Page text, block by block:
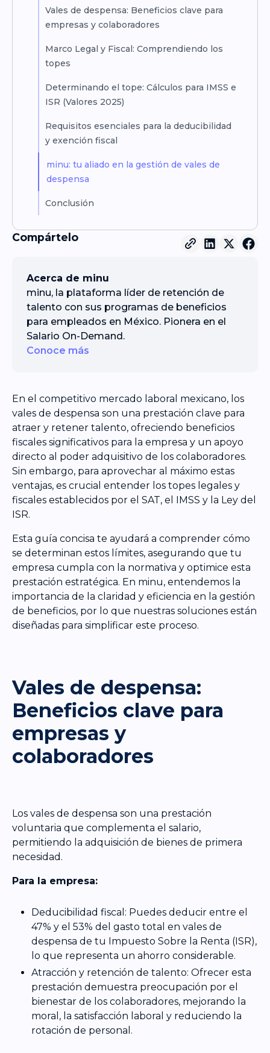
Vales de despensa: Beneficios clave para
empresas y colaboradores
Marco Legal y Fiscal: Comprendiendo los
topes
Determinando el tope: Cálculos para IMSS e
ISR (Valores 2025)
Requisitos esenciales para la deducibilidad
y exención fiscal
minu: tu aliado en la gestión de vales de
despensa
Conclusión
Compártelo
Acerca de minu
minu, la plataforma líder de retención de
talento con sus programas de beneficios
para empleados en México. Pionera en el
Salario On-Demand.
Conoce más
En el competitivo mercado laboral mexicano, los
vales de despensa son una prestación clave para
atraer y retener talento, ofreciendo beneficios
fiscales significativos para la empresa y un apoyo
directo al poder adquisitivo de los colaboradores.
Sin embargo, para aprovechar al máximo estas
ventajas, es crucial entender los topes legales y
fiscales establecidos por el SAT, el IMSS y la Ley del
ISR.
Esta guía concisa te ayudará a comprender cómo
se determinan estos límites, asegurando que tu
empresa cumpla con la normativa y optimice esta
prestación estratégica. En minu, entendemos la
importancia de la claridad y eficiencia en la gestión
de beneficios, por lo que nuestras soluciones están
diseñadas para simplificar este proceso.
Vales de despensa:
Beneficios clave para
empresas y
colaboradores
Los vales de despensa son una prestación
voluntaria que complementa el salario,
permitiendo la adquisición de bienes de primera
necesidad.
Para la empresa:
Deducibilidad fiscal: Puedes deducir entre el
47% y el 53% del gasto total en vales de
despensa de tu Impuesto Sobre la Renta (ISR),
lo que representa un ahorro considerable.
Atracción y retención de talento: Ofrecer esta
prestación demuestra preocupación por el
bienestar de los colaboradores, mejorando la
moral, la satisfacción laboral y reduciendo la
rotación de personal.